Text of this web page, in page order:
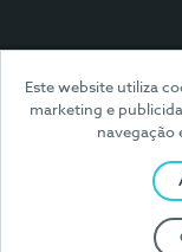
Este website utiliza
marketing e
navegação